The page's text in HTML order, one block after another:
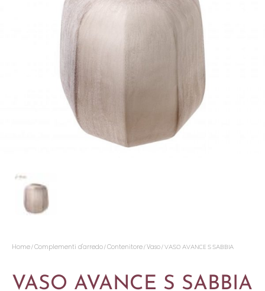
Home/Complementi d'arredo/Contenitore/Vaso/ VASO AVANCE S SABBIA
VASO AVANCE S SABBIA